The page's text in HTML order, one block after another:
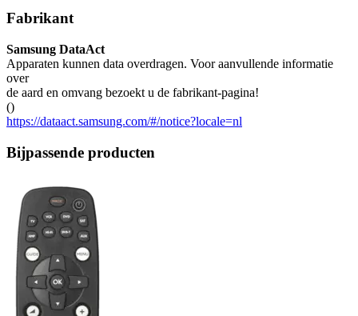
Fabrikant
Samsung DataAct
Apparaten kunnen data overdragen. Voor aanvullende informatie
over
de aard en omvang bezoekt u de fabrikant-pagina!
()
https://dataact.samsung.com/#/notice?locale=nl
Bijpassende producten